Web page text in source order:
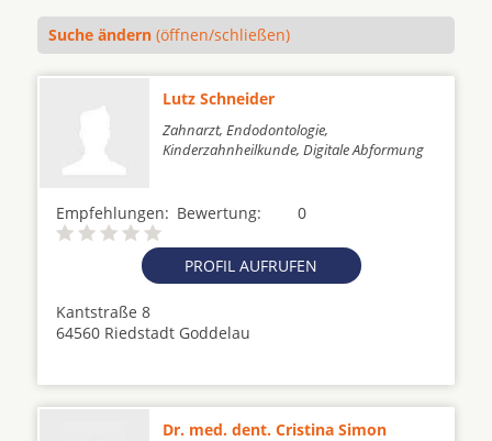
Suche ändern (öffnen/schließen)
Lutz Schneider
Zahnarzt, Endodontologie,
Kinderzahnheilkunde, Digitale Abformung
Empfehlungen: 0
Bewertung:
PROFIL AUFRUFEN
Kantstraße 8
64560 Riedstadt Goddelau
Dr. med. dent. Cristina Simon